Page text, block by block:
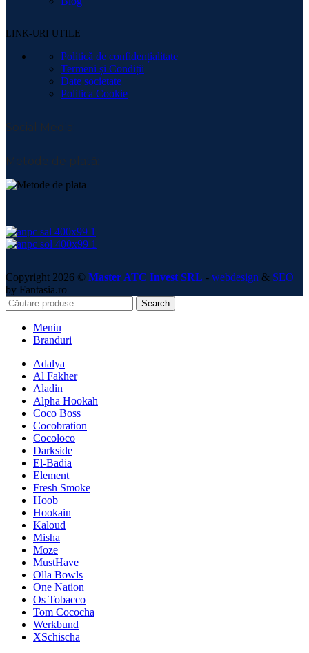
LINK-URI UTILE
Politică de confidențialitate
Termeni și Condiții
Date societate
Politica Cookie
Social Media:
Metode de plată:
Copyright 2026 © Master ATC Invest SRL - webdesign & SEO
by Fantasia.ro
Search
Meniu
Branduri
Adalya
Al Fakher
Aladin
Alpha Hookah
Coco Boss
Cocobration
Cocoloco
Darkside
El-Badia
Element
Fresh Smoke
Hoob
Hookain
Kaloud
Misha
Moze
MustHave
Olla Bowls
One Nation
Os Tobacco
Tom Cococha
Werkbund
XSchischa